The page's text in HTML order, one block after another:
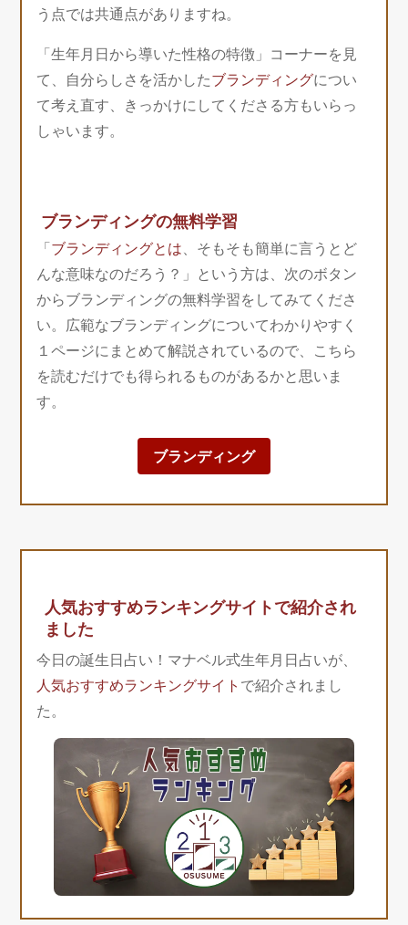
う点では共通点がありますね。
「生年月日から導いた性格の特徴」コーナーを見
て、自分らしさを活かしたブランディングについ
て考え直す、きっかけにしてくださる方もいらっ
しゃいます。
ブランディングの無料学習
「ブランディングとは、そもそも簡単に言うとど
んな意味なのだろう？」という方は、次のボタン
からブランディングの無料学習をしてみてくださ
い。広範なブランディングについてわかりやすく
１ページにまとめて解説されているので、こちら
を読むだけでも得られるものがあるかと思いま
す。
ブランディング
人気おすすめランキングサイトで紹介され
ました
今日の誕生日占い！マナベル式生年月日占いが、
人気おすすめランキングサイト で紹介されまし
た。